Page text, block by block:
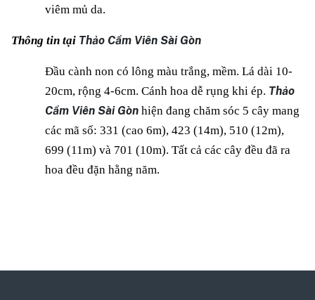
viêm mủ da.
Thông tin tại Thảo Cầm Viên Sài Gòn
Đầu cành non có lông màu trắng, mềm. Lá dài 10-
20cm, rộng 4-6cm. Cánh hoa dễ rụng khi ép. Thảo
Cầm Viên Sài Gòn hiện đang chăm sóc 5 cây mang
các mã số: 331 (cao 6m), 423 (14m), 510 (12m),
699 (11m) và 701 (10m). Tất cả các cây đều đã ra
hoa đều đặn hằng năm.